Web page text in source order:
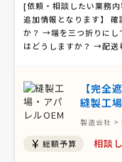
[依頼・相談したい業務
追加情報となります】
か？ →端を三つ折りにし
はどうしますか？ →配
【完全
縫製工
製造会社 >
総額予算 相談